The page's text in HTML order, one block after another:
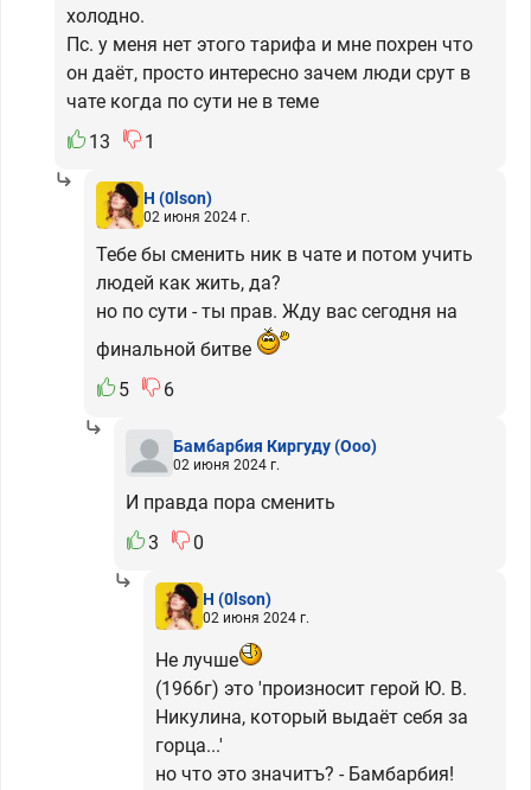
холодно.
Пс. у меня нет этого тарифа и мне похрен что
он даёт, просто интересно зачем люди срут в
чате когда по сути не в теме
13
1
H (0lson)
02 июня 2024 г.
Тебе бы сменить ник в чате и потом учить
людей как жить, да?
но по сути - ты прав. Жду вас сегодня на
финальной битве
5
6
Бамбарбия Киргуду(Ooo)
02 июня 2024 г.
И правда пора сменить
3
0
H (0lson)
02 июня 2024 г.
Не лучше
(1966г) это 'произносит герой Ю. В.
Никулина, который выдаёт себя за
горца...'
но что это значитъ? - Бамбарбия!